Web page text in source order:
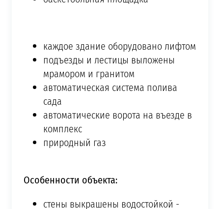
каждое здание оборудовано лифтом
подъезды и лестицы выложены
мрамором и гранитом
автоматическая система полива
сада
автоматические ворота на въезде в
комплекс
природный газ
Особенности объекта:
стены выкрашены водостойкой -